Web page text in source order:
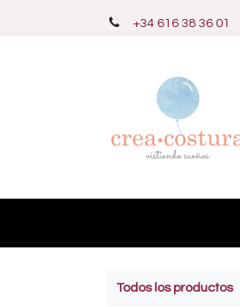
+34 616 38 36 01
Todos los productos